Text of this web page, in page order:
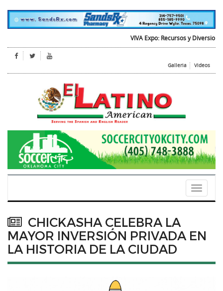
VIVA Expo: Recursos y Diversion para
Galleria Videos
Toggle
CHICKASHA CELEBRA LA
MAYOR INVERSIÓN PRIVADA EN
LA HISTORIA DE LA CIUDAD